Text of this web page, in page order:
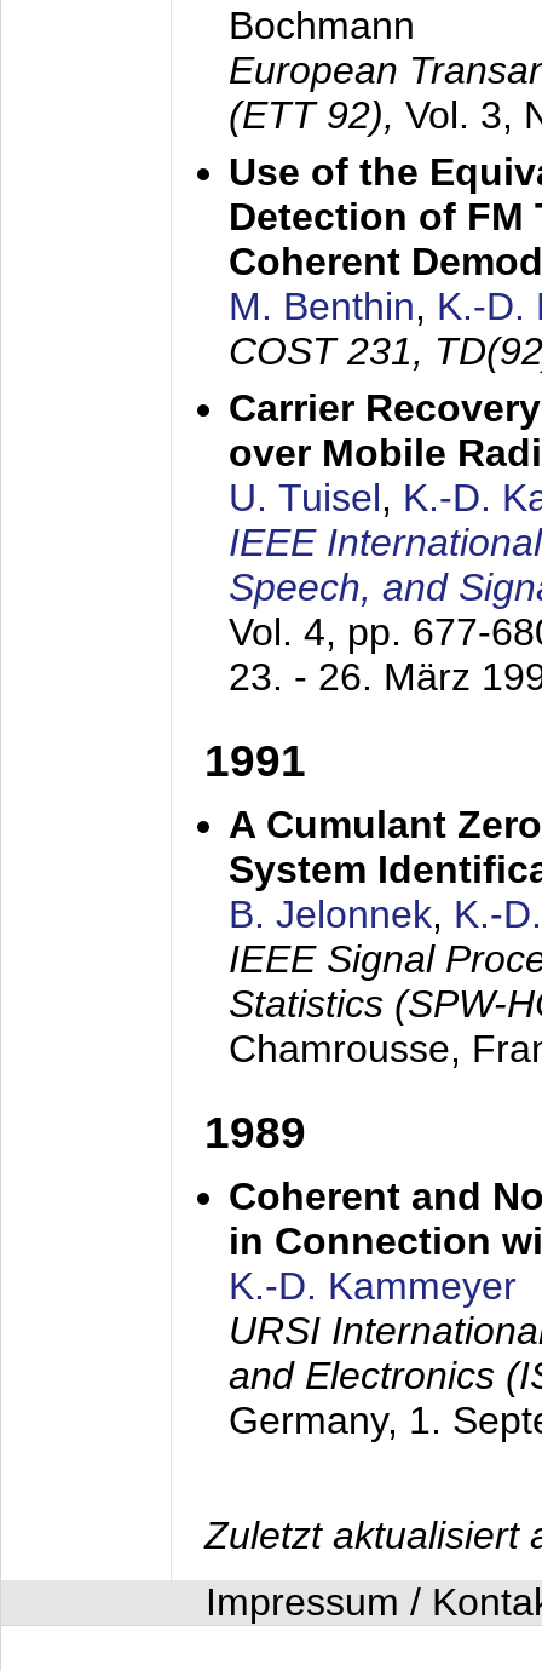
Bochmann
European
(ETT 92), Vol. 3,
Use of the
Detection of FM
Coherent
M. Benthin, K.-D.
COST 231,
Carrier
over Mobile
U. Tuisel, K.-D.
IEEE
Speech, and
Vol. 4, pp. 677-
23. - 26. März
1991
A Cumulant
System
B. Jelonnek, K.-
IEEE Signal
Statistics (SPW-
Chamrousse,
1989
Coherent and
in Connection
K.-D. Kammeyer
URSI
and Electronics
Germany, 1.
Zuletzt aktualisiert
Impressum /